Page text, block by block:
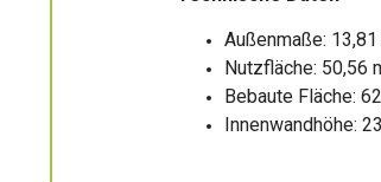
Außenmaße:
Nutzfläche: 50,56
Bebaute Fläche:
Innenwandhöhe: